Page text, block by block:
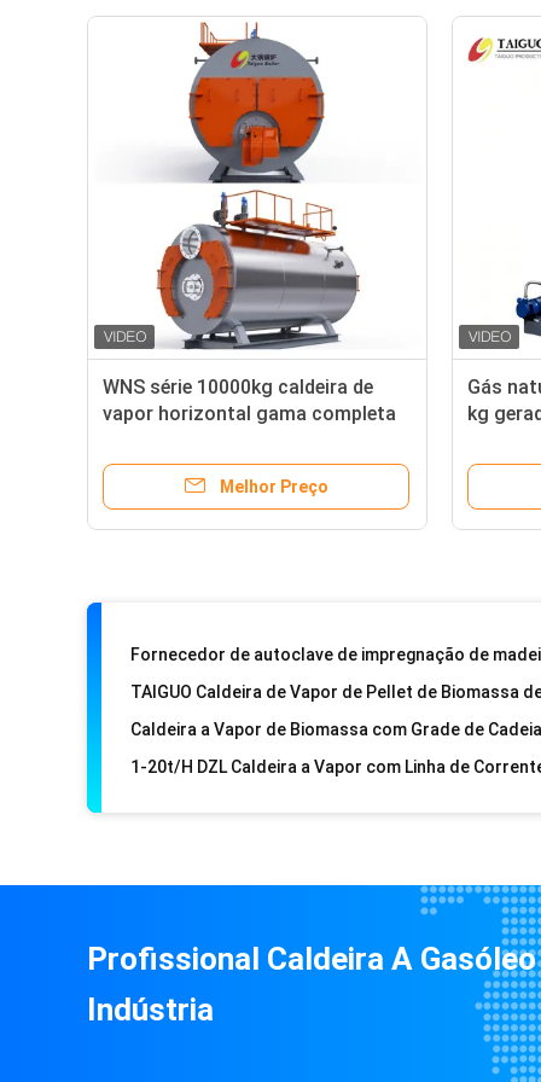
WNS série 10000kg caldeira de
vapor horizontal gama completa
Melhor Preço
Gás
kg
Profissional Caldeira A
Indústria